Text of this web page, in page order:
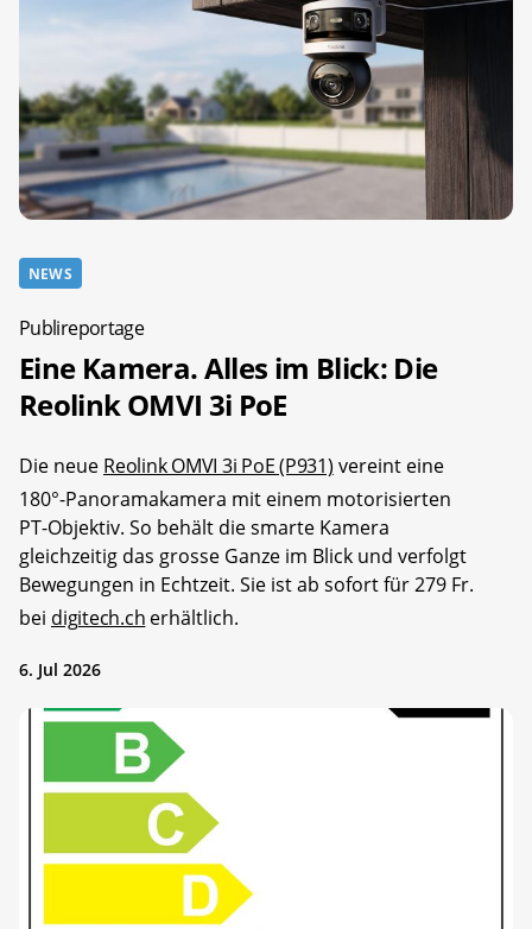
NEWS
Publireportage
Eine Kamera. Alles im Blick: Die
Reolink OMVI 3i PoE
Die neue Reolink OMVI 3i PoE (P931) vereint eine
180°-Panoramakamera mit einem motorisierten
PT-Objektiv. So behält die smarte Kamera
gleichzeitig das grosse Ganze im Blick und verfolgt
Bewegungen in Echtzeit. Sie ist ab sofort für 279 Fr.
bei digitech.ch erhältlich.
6. Jul 2026